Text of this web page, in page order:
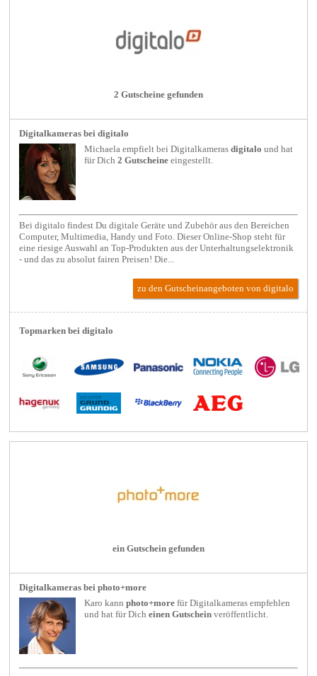
2 Gutscheine gefunden
Digitalkameras bei digitalo
Michaela empfielt beiDigitalkameras digitalo und hat
für Dich2 Gutscheine eingestellt.
Bei digitalo findest Du digitale Geräte und Zubehör aus den Bereichen
Computer, Multimedia, Handy und Foto. Dieser Online-Shop steht für
eine riesige Auswahl an Top-Produkten aus der Unterhaltungselektronik
- und das zu absolut fairen Preisen! Die...
zu den Gutscheinangeboten von digitalo
Topmarken bei digitalo
ein Gutschein gefunden
Digitalkameras bei photo+more
Karo kannphoto+more fürDigitalkameras empfehlen
und hat für Dicheinen Gutschein veröffentlicht.